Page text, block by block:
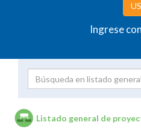
Ingrese
Listado general de